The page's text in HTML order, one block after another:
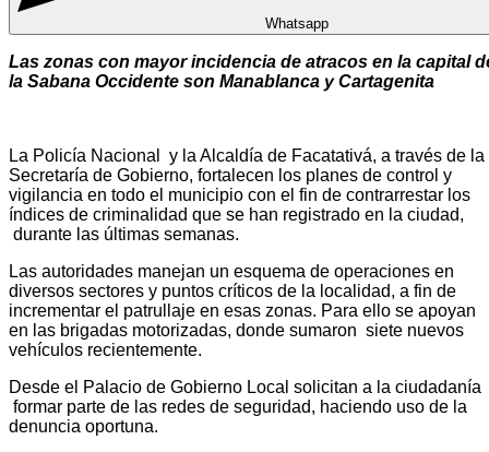
Whatsapp
Las zonas con mayor incidencia de atracos en la capital
la Sabana Occidente son Manablanca y Cartagenita
La Policía Nacional y la Alcaldía de Facatativá, a través de la
Secretaría de Gobierno, fortalecen los planes de control y
vigilancia en todo el municipio con el fin de contrarrestar los
índices de criminalidad que se han registrado en la ciudad,
durante las últimas semanas.
Las autoridades manejan un esquema de operaciones en
diversos sectores y puntos críticos de la localidad, a fin de
incrementar el patrullaje en esas zonas. Para ello se apoyan
en las brigadas motorizadas, donde sumaron siete nuevos
vehículos recientemente.
Desde el Palacio de Gobierno Local solicitan a la ciudadanía
formar parte de las redes de seguridad, haciendo uso de la
denuncia oportuna.